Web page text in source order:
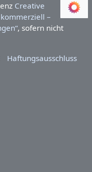
Creative
–
, sofern nicht
Haftungsausschluss